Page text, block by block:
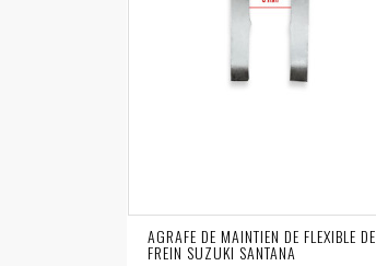
AGRAFE DE MAINTIEN DE FLEXIBLE DE
FREIN SUZUKI SANTANA